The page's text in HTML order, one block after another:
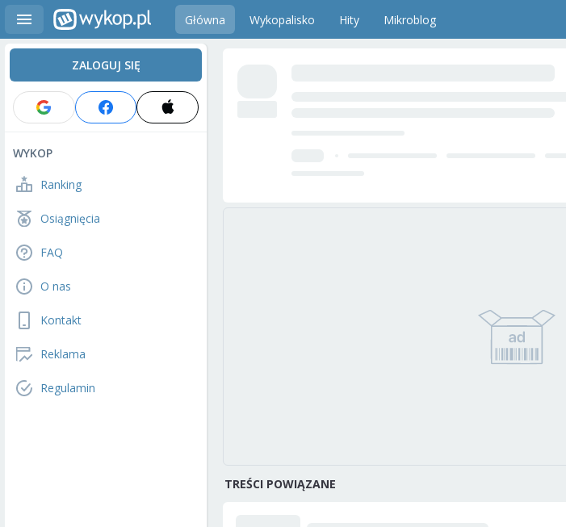
Główna Wykopalisko Hity Mikroblog
ZALOGUJ SIĘ
WYKOP
Ranking
Osiągnięcia
FAQ
O nas
Kontakt
Reklama
Regulamin
TREŚCI POWIĄZANE